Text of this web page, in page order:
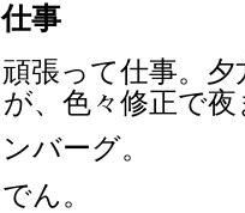
事
張って仕事。
、色々修正で夜
バーグ。
ん。